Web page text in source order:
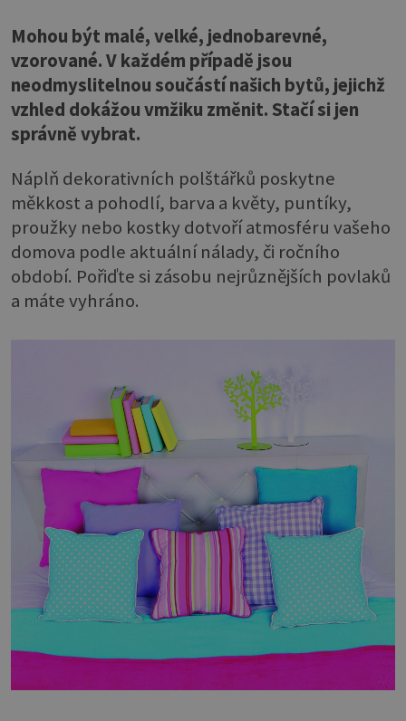
Mohou být malé, velké, jednobarevné,
vzorované. V každém případě jsou
neodmyslitelnou součástí našich bytů, jejichž
vzhled dokážou vmžiku změnit. Stačí si jen
správně vybrat.
Náplň dekorativních polštářků poskytne
měkkost a pohodlí, barva a květy, puntíky,
proužky nebo kostky dotvoří atmosféru vašeho
domova podle aktuální nálady, či ročního
období. Pořiďte si zásobu nejrůznějších povlaků
a máte vyhráno.